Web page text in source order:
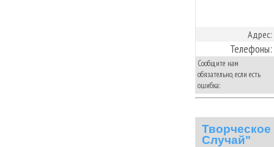
Адрес:
Телефоны:
Сообщите нам
обязательно, если есть
ошибка:
Случай"